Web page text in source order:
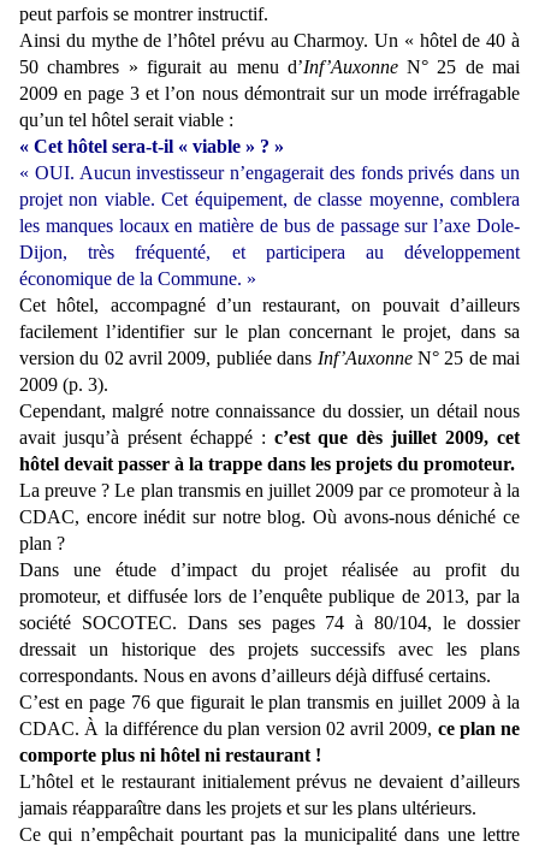
peut parfois se montrer instructif.
Ainsi du mythe de l’hôtel prévu au Charmoy. Un « hôtel de 40 à
50 chambres » figurait au menu d’Inf’AuxonneN° 25 de mai
2009 en page 3 et l’on nous démontrait sur un mode irréfragable
qu’un tel hôtel serait viable :
« Cet hôtel sera-t-il « viable » ? »
« OUI. Aucun investisseur n’engagerait des fonds privés dans un
projet non viable. Cet équipement, de classe moyenne, comblera
les manques locaux en matière de bus de passage sur l’axe Dole-
Dijon, très fréquenté, et participera au développement
économique de la Commune. »
Cet hôtel, accompagné d’un restaurant, on pouvait d’ailleurs
facilement l’identifier sur le plan concernant le projet, dans sa
version du 02 avril 2009, publiée dans Inf’AuxonneN° 25 de mai
2009 (p. 3).
Cependant, malgré notre connaissance du dossier, un détail nous
avait jusqu’à présent échappé : c’est que dès juillet 2009, cet
hôtel devait passer à la trappe dans les projets du promoteur.
La preuve ? Le plan transmis en juillet 2009 par ce promoteur à la
CDAC, encore inédit sur notre blog. Où avons-nous déniché ce
plan ?
Dans une étude d’impact du projet réalisée au profit du
promoteur, et diffusée lors de l’enquête publique de 2013, par la
société SOCOTEC. Dans ses pages 74 à 80/104, le dossier
dressait un historique des projets successifs avec les plans
correspondants. Nous en avons d’ailleurs déjà diffusé certains.
C’est en page 76 que figurait le plan transmis en juillet 2009 à la
CDAC. À la différence du plan version 02 avril 2009, ce plan ne
comporte plus ni hôtel ni restaurant !
L’hôtel et le restaurant initialement prévus ne devaient d’ailleurs
jamais réapparaître dans les projets et sur les plans ultérieurs.
Ce qui n’empêchait pourtant pas la municipalité dans une lettre